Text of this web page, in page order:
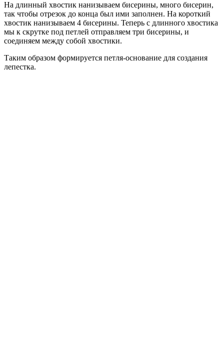
На длинный хвостик нанизываем бисерины, много бисерин,
так чтобы отрезок до конца был ими заполнен. На короткий
хвостик нанизываем 4 бисерины. Теперь с длинного хвостика
мы к скрутке под петлей отправляем три бисерины, и
соединяем между собой хвостики.
Таким образом формируется петля-основание для создания
лепестка.